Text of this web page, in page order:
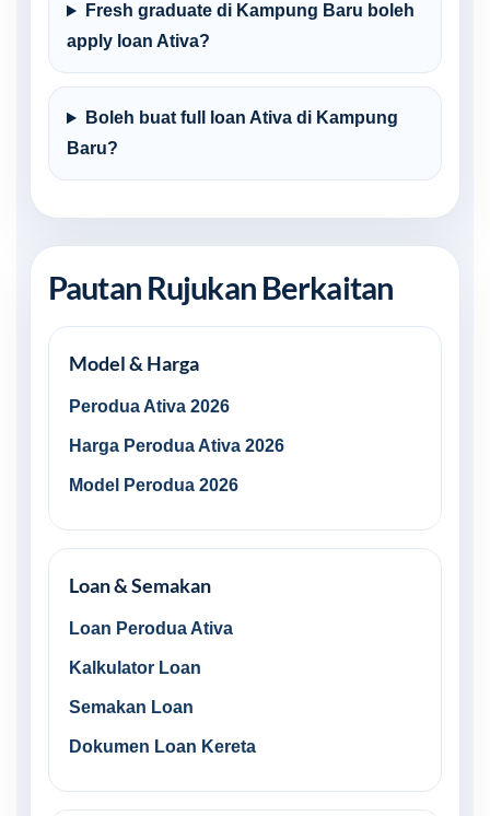
Fresh graduate di Kampung Baru boleh
apply loan Ativa?
Boleh buat full loan Ativa di Kampung
Baru?
Pautan Rujukan Berkaitan
Model & Harga
Perodua Ativa 2026
Harga Perodua Ativa 2026
Model Perodua 2026
Loan & Semakan
Loan Perodua Ativa
Kalkulator Loan
Semakan Loan
Dokumen Loan Kereta